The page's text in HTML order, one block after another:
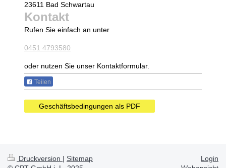
23611 Bad Schwartau
Kontakt
Rufen Sie einfach an unter
0451 4793580
oder nutzen Sie unser Kontaktformular.
Teilen
Geschäftsbedingungen als PDF
Druckversion | Sitemap
Login